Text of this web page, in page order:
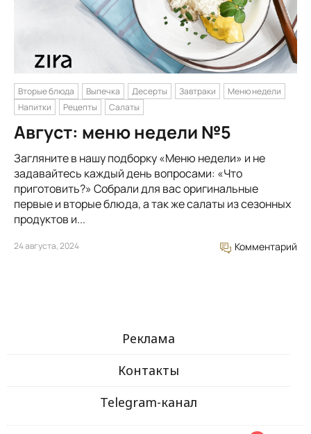
Вторые блюда Выпечка Десерты Завтраки
Меню недели
Напитки
Рецепты Салаты
Август: меню недели №5
Загляните в нашу подборку «Меню недели» и не
задавайтесь каждый день вопросами: «Что
приготовить?» Собрали для вас оригинальные
первые и вторые блюда, а так же салаты из сезонных
продуктов и...
24 августа, 2024 Комментарий
Реклама
Контакты
Telegram-канал